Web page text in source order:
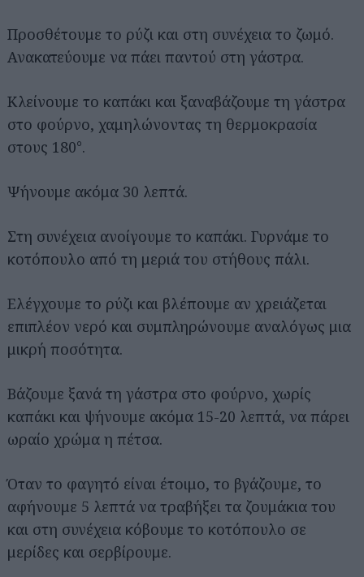
Προσθέτουμε το ρύζι και στη συνέχεια το ζωμό.
Ανακατεύουμε να πάει παντού στη γάστρα.
Κλείνουμε το καπάκι και ξαναβάζουμε τη γάστρα
στο φούρνο, χαμηλώνοντας τη θερμοκρασία
στους 180°.
Ψήνουμε ακόμα 30 λεπτά.
Στη συνέχεια ανοίγουμε το καπάκι. Γυρνάμε το
κοτόπουλο από τη μεριά του στήθους πάλι.
Ελέγχουμε το ρύζι και βλέπουμε αν χρειάζεται
επιπλέον νερό και συμπληρώνουμε αναλόγως μια
μικρή ποσότητα.
Βάζουμε ξανά τη γάστρα στο φούρνο, χωρίς
καπάκι και ψήνουμε ακόμα 15-20 λεπτά, να πάρει
ωραίο χρώμα η πέτσα.
Όταν το φαγητό είναι έτοιμο, το βγάζουμε, το
αφήνουμε 5 λεπτά να τραβήξει τα ζουμάκια του
και στη συνέχεια κόβουμε το κοτόπουλο σε
μερίδες και σερβίρουμε.